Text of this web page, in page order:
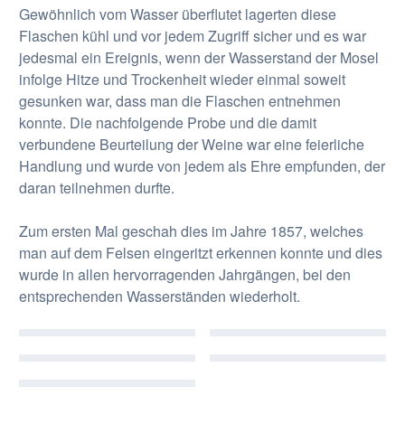
Gewöhnlich vom Wasser überflutet lagerten diese
Flaschen kühl und vor jedem Zugriff sicher und es war
jedesmal ein Ereignis, wenn der Wasserstand der Mosel
infolge Hitze und Trockenheit wieder einmal soweit
gesunken war, dass man die Flaschen entnehmen
konnte. Die nachfolgende Probe und die damit
verbundene Beurteilung der Weine war eine feierliche
Handlung und wurde von jedem als Ehre empfunden, der
daran teilnehmen durfte.
Zum ersten Mal geschah dies im Jahre 1857, welches
man auf dem Felsen eingeritzt erkennen konnte und dies
wurde in allen hervorragenden Jahrgängen, bei den
entsprechenden Wasserständen wiederholt.